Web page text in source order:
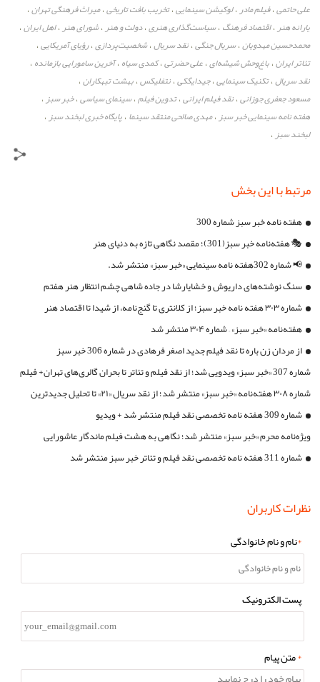
علی حاتمی،فیلم مادر،لوکیشن سینمایی،تخریب بافت تاریخی،میراث فرهنگی تهران،
یارانه هنر،اقتصاد فرهنگ ،سیاست‌گذاری هنری،دولت و هنر،شورای هنر،اهل ایران،
محمدحسین مهدویان،سریال جنگی،نقد سریال،شخصیت‌پردازی،رؤیای آمریکایی،
تئاتر ایران،باغ‌وحش شیشه‌ای،علی حضرتی،کمدی سیاه ،آخرین سامورایی بازمانده ،
نقد سریال،تکنیک سینمایی،جیدایگکی،نتفلیکس،بهشت تبهکاران،
مسعود جعفری جوزانی،نقد فیلم ایرانی،تدوین فیلم،سینمای سیاسی،خبر سبز،
هفته نامه سینمایی خبر سبز،مهدی صالحی منتقد سینما ،پایگاه خبری لبخند سبز،
لبخند سبز،
مرتبط با این بخش
هفته نامه خبر سبز شماره 300
🎭 هفته‌نامه خبر سبز(301)؛ مقصد نگاهی تازه به دنیای هنر
📢 شماره 302هفته نامه سینمایی «خبر سبز» منتشر شد.
سنگ‌ نوشته‌های داریوش و خشایارشا در جاده شاهی چشم انتظار هنر هفتم
شماره ۳۰۳ هفته نامه خبر سبز؛ از کلانتری تا گنج‌نامه، از شیدا تا اقتصاد هنر
هفته‌نامه «خبر سبز» – شماره ۳۰۴ منتشر شد
از مردان زن باره تا نقد فیلم جدید اصغر فرهادی در شماره 306 خبر سبز
شماره 307 «خبر سبز» ویدویی شد؛ از نقد فیلم و تئاتر تا بحران گالری‌های تهران+ فیلم
شماره ۳۰۸ هفته‌نامه «خبر سبز» منتشر شد؛ از نقد سریال «۲۱» تا تحلیل جدیدترین
فیلم پست مدرن ایران
شماره 309 هفته نامه تخصصی نقد فیلم منتشر شد + ویدیو
ویژه‌نامه محرم «خبر سبز» منتشر شد؛ نگاهی به هشت فیلم ماندگار عاشورایی
سینمای ایران
شماره 311 هفته نامه تخصصی نقد فیلم و تئاتر خبر سبز منتشر شد
نظرات کاربران
*نام و نام خانوادگی
پست الکترونیک
*متن پیام